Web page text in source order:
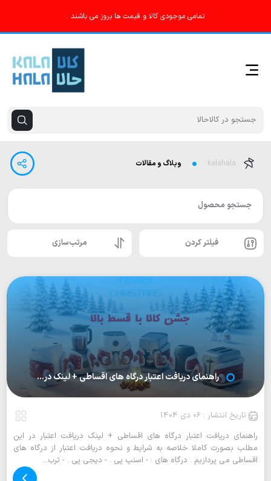
تمامی موجودی کالا و قیمت ها بروز می باشند .
kalahala وبلاگ و مقالات
جستجو محصول
فیلتر کردن مرتب‌سازی
راهنمای دریافت اعتبار درگاه های اقساطی + لینک در...
تاریخ انتشار : 06 دی 1404
راهنمای دریافت اعتبار درگاه های اقساطی + لینک دریافت اعتبار در این
مطلب بصورت کاملا خلاصه به شرایط و نحوه دریافت اعتبار از درگاه های
اقساطی می پردازیم . درگاه های :‌ - اسنپ پی . - دیجی پی . - ترب...